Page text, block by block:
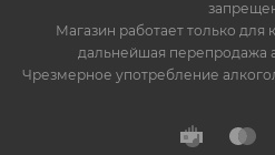
Магазин работает только для
дальнейшая перепродажа
Чрезмерное употребление